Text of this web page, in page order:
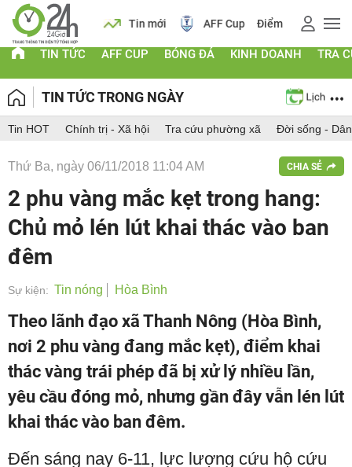
Lịch Tin mới AFF Cup Điểm chuẩn 2026
TIN TỨC AFF CUP BÓNG ĐÁ KINH DOANH TRA
TIN TỨC TRONG NGÀY
Tin HOT Chính trị - Xã hội Tra cứu phường xã Đời sống -
Thứ Ba, ngày 06/11/2018 11:04 AM CHIA SẺ
2 phu vàng mắc kẹt trong hang:
Chủ mỏ lén lút khai thác vào ban
đêm
Sự kiện: Tin nóng Hòa Bình
Theo lãnh đạo xã Thanh Nông (Hòa Bình,
nơi 2 phu vàng đang mắc kẹt), điểm khai
thác vàng trái phép đã bị xử lý nhiều lần,
yêu cầu đóng mỏ, nhưng gần đây vẫn lén lút
khai thác vào ban đêm.
Đến sáng nay 6-11, lực lượng cứu hộ cứu